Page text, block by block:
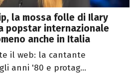
la mossa folle di Ilary
popstar internazionale
anche in Italia
il web: la cantante
anni '80 e protag...